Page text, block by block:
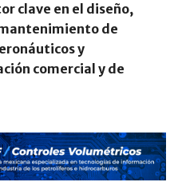
clave en el diseño,
de
y
comercial y de